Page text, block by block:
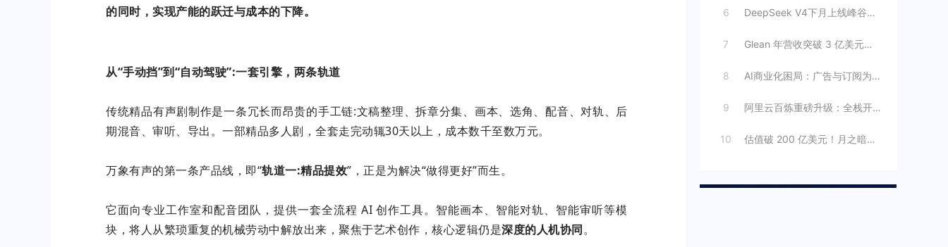
6 DeepSeek V4下月上线峰谷定价，
7 Glean 年营收突破 3 亿美元，暴增
8 AI商业化困局：广告与订阅为何难以独立支
9 阿里云百炼重磅升级：全栈开放接入，打造模
10 估值破 200 亿美元！月之暗面“拆墙”
的同时，实现产能的跃迁与成本的下降。
从“手动挡”到“自动驾驶”:一套引擎，两条轨道
传统精品有声剧制作是一条冗长而昂贵的手工链:文稿整理、拆章分集、画本、选角、配音、对轨、后
期混音、审听、导出。一部精品多人剧，全套走完动辄30天以上，成本数千至数万元。
万象有声的第一条产品线，即“轨道一:精品提效”，正是为解决“做得更好”而生。
它面向专业工作室和配音团队，提供一套全流程 AI 创作工具。智能画本、智能对轨、智能审听等模
块，将人从繁琐重复的机械劳动中解放出来，聚焦于艺术创作，核心逻辑仍是深度的人机协同。